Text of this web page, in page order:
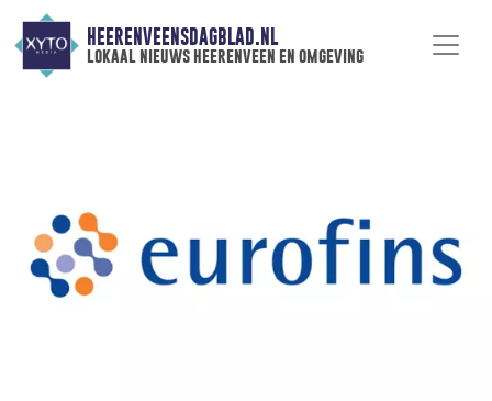
HEERENVEENSDAGBLAD.NL
lokaal nieuws heerenveen en omgeving